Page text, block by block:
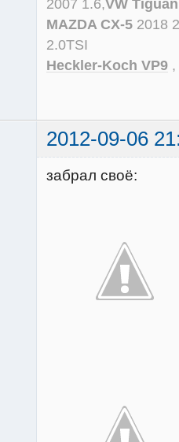
2007 1.6,VW
MAZDA CX-5 2018
2.0TSI
Heckler-Koch VP9 ,
2012-09-06
забрал своё: